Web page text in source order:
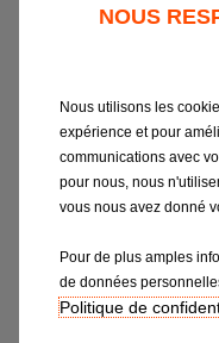
Vidange
Les lubrifiants,
fonctionnement
Devis en
NOUS
Nous utilisons les
expérience et pour
communications avec
pour nous, nous
vous nous avez donné
Pour de plus amples
de données
Politique de